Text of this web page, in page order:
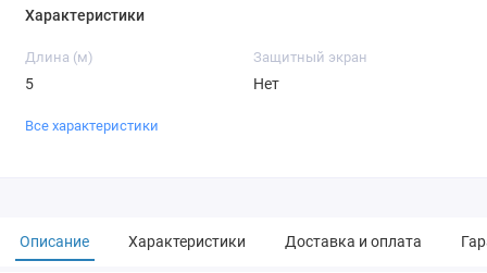
Характеристики
Длина (м)
5
Защитный экран
Нет
Все характеристики
Описание Характеристики Доставка и оплата